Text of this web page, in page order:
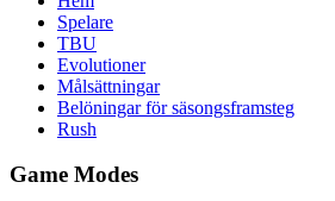
Spelare
TBU
Evolutioner
Målsättningar
Belöningar för säsongsframsteg
Rush
Game Modes